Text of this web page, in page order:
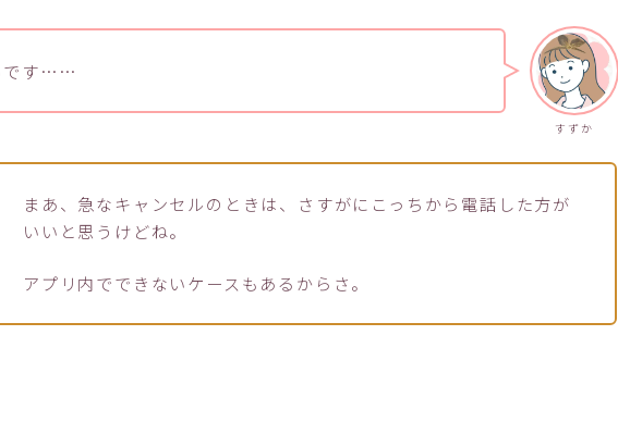
すずか
です……
まあ、急なキャンセルのときは、さすがにこっちから電話した方が
いいと思うけどね。
アプリ内でできないケースもあるからさ。